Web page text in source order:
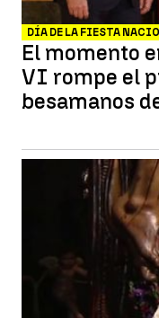
DÍA DE LA FIESTA
El momento
VI rompe el
besamanos